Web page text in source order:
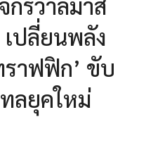
เปลี่ยนพลัง
ราฟฟิก’ ขับ
ลยุคใหม่